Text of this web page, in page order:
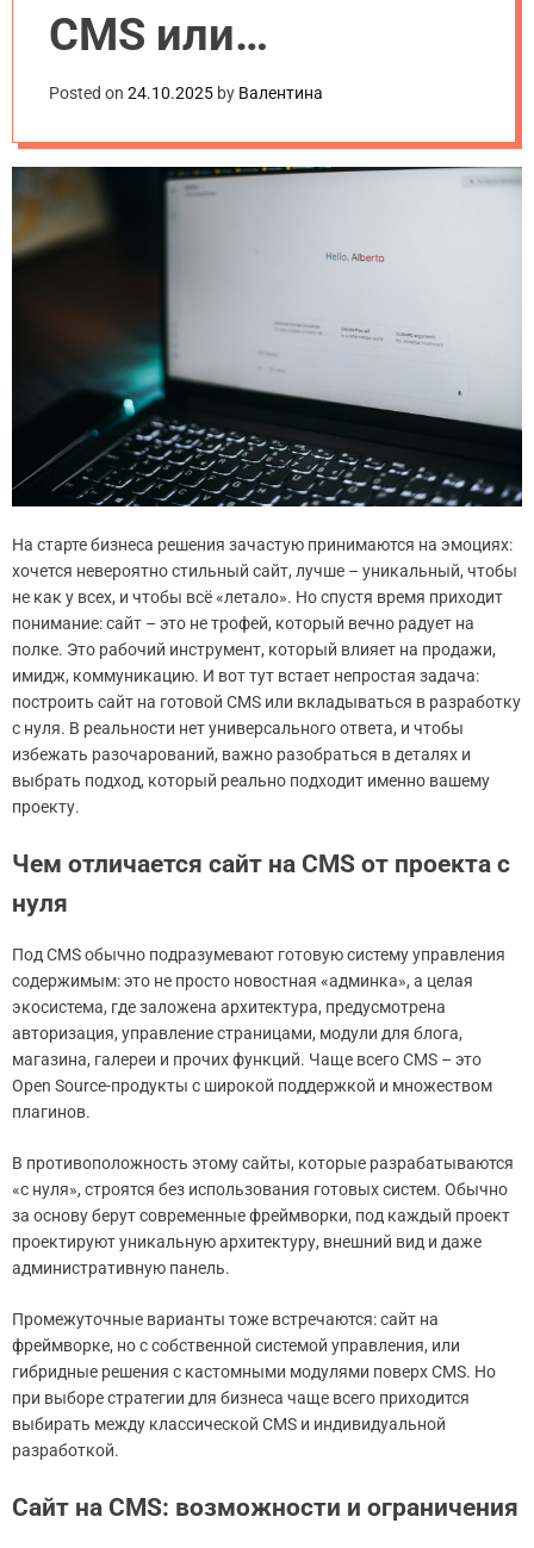
CMS или
разработка с нуля?
Posted on 24.10.2025 by Валентина
На старте бизнеса решения зачастую принимаются на эмоциях:
хочется невероятно стильный сайт, лучше – уникальный, чтобы
не как у всех, и чтобы всё «летало». Но спустя время приходит
понимание: сайт – это не трофей, который вечно радует на
полке. Это рабочий инструмент, который влияет на продажи,
имидж, коммуникацию. И вот тут встает непростая задача:
построить сайт на готовой CMS или вкладываться в разработку
с нуля. В реальности нет универсального ответа, и чтобы
избежать разочарований, важно разобраться в деталях и
выбрать подход, который реально подходит именно вашему
проекту.
Чем отличается сайт на CMS от проекта с
нуля
Под CMS обычно подразумевают готовую систему управления
содержимым: это не просто новостная «админка», а целая
экосистема, где заложена архитектура, предусмотрена
авторизация, управление страницами, модули для блога,
магазина, галереи и прочих функций. Чаще всего CMS – это
Open Source-продукты с широкой поддержкой и множеством
плагинов.
В противоположность этому сайты, которые разрабатываются
«с нуля», строятся без использования готовых систем. Обычно
за основу берут современные фреймворки, под каждый проект
проектируют уникальную архитектуру, внешний вид и даже
административную панель.
Промежуточные варианты тоже встречаются: сайт на
фреймворке, но с собственной системой управления, или
гибридные решения с кастомными модулями поверх CMS. Но
при выборе стратегии для бизнеса чаще всего приходится
выбирать между классической CMS и индивидуальной
разработкой.
Сайт на CMS: возможности и ограничения